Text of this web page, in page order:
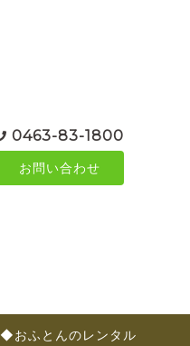
0463-83-1800
お問い合わせ
◆おふとんのレンタル